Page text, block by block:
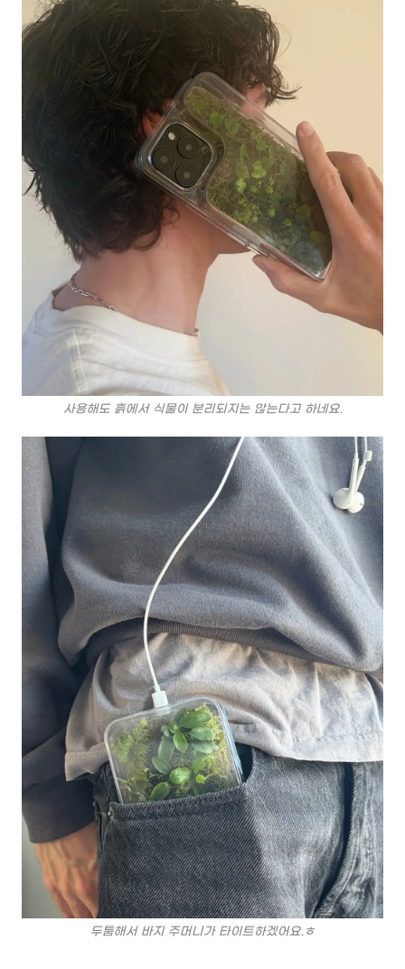
사용해도 흙에서 식물이 분리되지는 않는다고 하네요.
두툼해서 바지 주머니가 타이트하겠어요.ㅎ